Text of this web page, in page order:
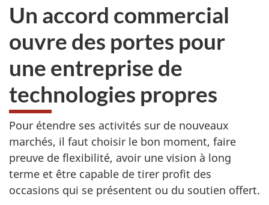
Un accord commercial
ouvre des portes pour
une entreprise de
technologies propres
Pour étendre ses activités sur de nouveaux
marchés, il faut choisir le bon moment, faire
preuve de flexibilité, avoir une vision à long
terme et être capable de tirer profit des
occasions qui se présentent ou du soutien offert.